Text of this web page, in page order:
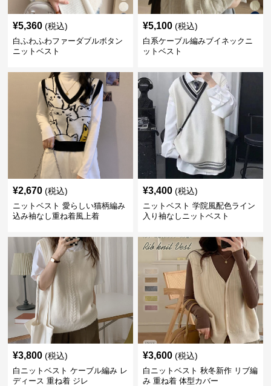
¥5,360 (税込)
白ふわふわファーダブルボタン
ニットベスト
¥5,100 (税込)
白系ケーブル編みブイネックニ
ットベスト
¥2,670 (税込)
ニットベスト 愛らしい猫柄編み
込み袖なし重ね着風上着
¥3,400 (税込)
ニットベスト 学院風配色ライン
入り袖なしニットベスト
¥3,800 (税込)
白ニットベスト ケーブル編み レ
ディース 重ね着 ジレ
¥3,600 (税込)
白ニットベスト 秋冬新作 リブ編
み 重ね着 体型カバー